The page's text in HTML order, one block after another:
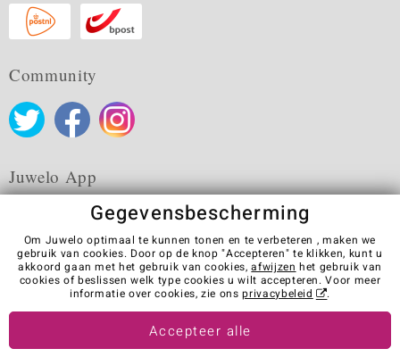
Community
Juwelo App
Algemene verkoopvoorwaarden Privacybeleid
Cookies
Colofon
Contact
Contract herroepen
Visit our stores in other countries:
Gegevensbescherming
Om Juwelo optimaal te kunnen tonen en te verbeteren , maken we
gebruik van cookies. Door op de knop "Accepteren" te klikken, kunt u
akkoord gaan met het gebruik van cookies,afwijzen het gebruik van
cookies of beslissen welk type cookies u wilt accepteren. Voor meer
informatie over cookies, zie onsprivacybeleid .
Accepteer alle